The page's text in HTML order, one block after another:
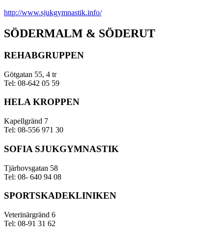
http://www.sjukgymnastik.info/
SÖDERMALM & SÖDERUT
REHABGRUPPEN
Götgatan 55, 4 tr
Tel: 08-642 05 59
HELA KROPPEN
Kapellgränd 7
Tel: 08-556 971 30
SOFIA SJUKGYMNASTIK
Tjärhovsgatan 58
Tel: 08- 640 94 08
SPORTSKADEKLINIKEN
Veterinärgränd 6
Tel: 08-91 31 62